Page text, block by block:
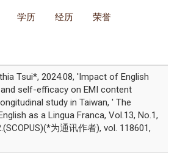
学历 经历 荣誉
Tsui*, 2024.08, 'Impact of English
self-efficacy on EMI content
study in Taiwan, ' The
as a Lingua Franca, Vol.13, No.1,
为通讯作者), vol. 118601,